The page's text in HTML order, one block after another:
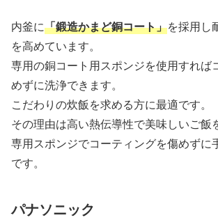
内釜に「鍛造かまど銅コート」を採用し
を高めています。
専用の銅コート用スポンジを使用すれば
めずに洗浄できます。
こだわりの炊飯を求める方に最適です。
その理由は高い熱伝導性で美味しいご飯
専用スポンジでコーティングを傷めずに
です。
パナソニック